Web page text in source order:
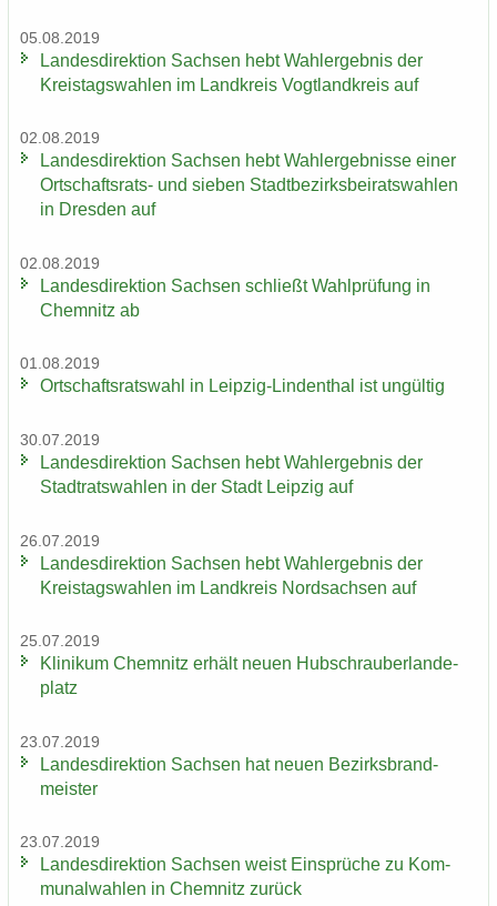
05.08.2019
Lan­des­di­rek­ti­on Sach­sen hebt Wahl­er­geb­nis der
Kreis­tags­wah­len im Land­kreis Vogt­land­kreis auf
02.08.2019
Lan­des­di­rek­ti­on Sach­sen hebt Wahl­er­geb­nis­se einer
Ortschaftsrats-​ und sie­ben Stadt­be­zirks­bei­rats­wah­len
in Dres­den auf
02.08.2019
Lan­des­di­rek­ti­on Sach­sen schließt Wahl­prü­fung in
Chem­nitz ab
01.08.2019
Ort­schafts­rats­wahl in Leipzig-​Lindenthal ist un­gül­tig
30.07.2019
Lan­des­di­rek­ti­on Sach­sen hebt Wahl­er­geb­nis der
Stadt­rats­wah­len in der Stadt Leip­zig auf
26.07.2019
Lan­des­di­rek­ti­on Sach­sen hebt Wahl­er­geb­nis der
Kreis­tags­wah­len im Land­kreis Nord­sach­sen auf
25.07.2019
Kli­ni­kum Chem­nitz er­hält neuen Hub­schrau­ber­lan­de­
platz
23.07.2019
Lan­des­di­rek­ti­on Sach­sen hat neuen Be­zirks­brand­
meis­ter
23.07.2019
Lan­des­di­rek­ti­on Sach­sen weist Ein­sprü­che zu Kom­
mu­nal­wah­len in Chem­nitz zu­rück